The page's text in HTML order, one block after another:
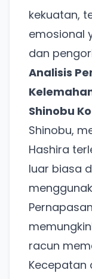
kekuatan,
emosional
dan
Analisis
Shinobu
Shinobu,
Hashira
luar biasa
racun
Kecepatan